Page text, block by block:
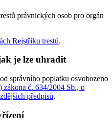
právnických osob pro orgán
Rejstříku trestů.
je lze uhradit
správního poplatku osvobozeno
zákona č. 634/2004 Sb., o
předpisů.